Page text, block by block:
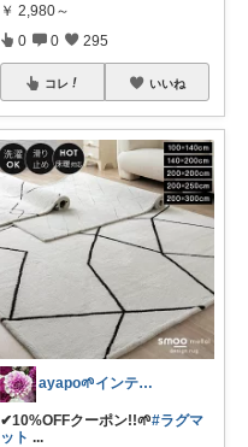
￥ 2,980～
0 0 295
コレ いいね
ayapo🌱インテリア&雑貨
✔︎10%OFFクーポン!!🌱#ラグマ
ット ...